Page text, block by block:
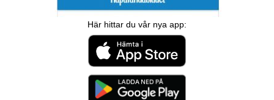
Här hittar du vår nya app: